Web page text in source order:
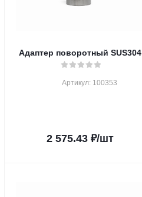
Адаптер поворотный SUS304
Артикул: 100353
2 575.43₽/шт